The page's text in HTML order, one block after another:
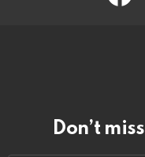
Don’t